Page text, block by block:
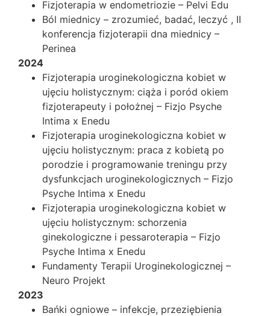
Fizjoterapia w endometriozie – Pelvi Edu
Ból miednicy – zrozumieć, badać, leczyć , II
konferencja fizjoterapii dna miednicy –
Perinea
2024
Fizjoterapia uroginekologiczna kobiet w
ujęciu holistycznym: ciąża i poród okiem
fizjoterapeuty i położnej – Fizjo Psyche
Intima x Enedu
Fizjoterapia uroginekologiczna kobiet w
ujęciu holistycznym: praca z kobietą po
porodzie i programowanie treningu przy
dysfunkcjach uroginekologicznych – Fizjo
Psyche Intima x Enedu
Fizjoterapia uroginekologiczna kobiet w
ujęciu holistycznym: schorzenia
ginekologiczne i pessaroterapia – Fizjo
Psyche Intima x Enedu
Fundamenty Terapii Uroginekologicznej –
Neuro Projekt
2023
Bańki ogniowe – infekcje, przeziębienia